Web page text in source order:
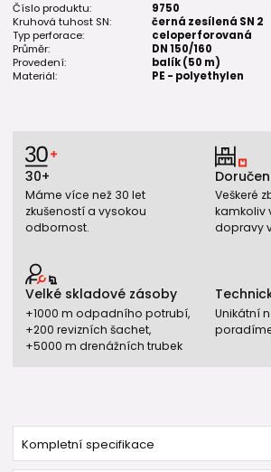
Číslo produktu:
9750
Kruhová tuhost SN:
černá zesílená SN 2
Typ perforace:
celoperforovaná
Průměr:
DN 150/160
Provedení:
balík (50 m)
Materiál:
PE - polyethylen
30+
Máme více než 30 let
zkušeností a vysokou
odbornost.
Veškeré
kamkoliv
dopravy
Velké skladové zásoby
+1000 m odpadního potrubí,
+200 revizních šachet,
+5000 m drenážních trubek
Unikátní
Kompletní specifikace